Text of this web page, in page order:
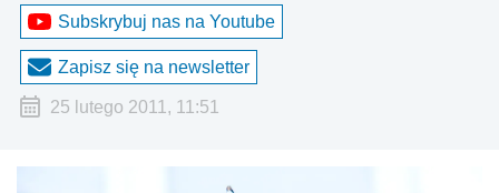
Subskrybuj nas na Youtube
Zapisz się na newsletter
25 lutego 2011, 11:51